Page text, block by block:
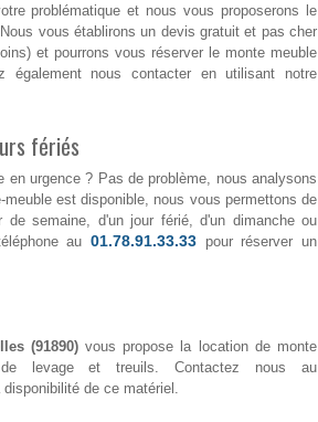
problématique et nous vous proposerons le
vous établirons un devis gratuit et pas cher
et pourrons vous réserver le monte meuble
nous contacter en utilisant notre
fériés
urgence ? Pas de problème, nous analysons
est disponible, nous vous permettons de
de semaine, d'un jour férié, d'un dimanche ou
au01.78.91.33.33 pour réserver un
(91890)vous propose la location de monte
de levage et treuils. Contactez nous au
de ce matériel.